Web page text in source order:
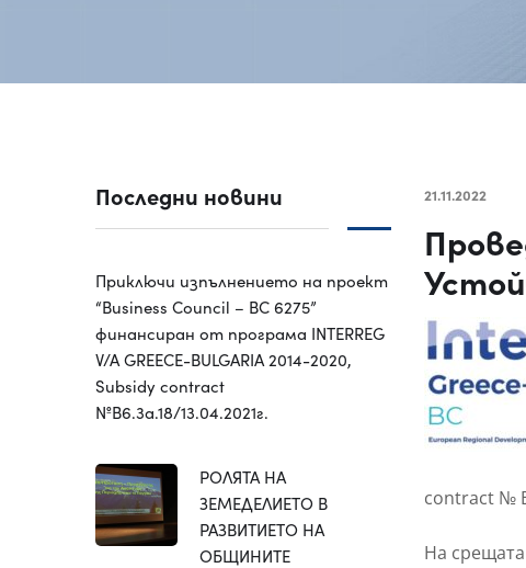
21.11.2022
contract №
На
Последни новини
Приключи изпълнението на проект
“Business Council – BC 6275”
финансиран от програма INTERREG
V/A GREECE-BULGARIA 2014-2020,
Subsidy contract
№B6.3a.18/13.04.2021г.
РОЛЯТА НА
ЗЕМЕДЕЛИЕТО В
РАЗВИТИЕТО НА
ОБЩИНИТЕ